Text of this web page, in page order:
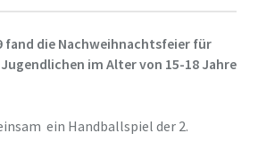
fand die Nachweihnachtsfeier für
im Alter von 15-18 Jahre
ein Handballspiel der 2.